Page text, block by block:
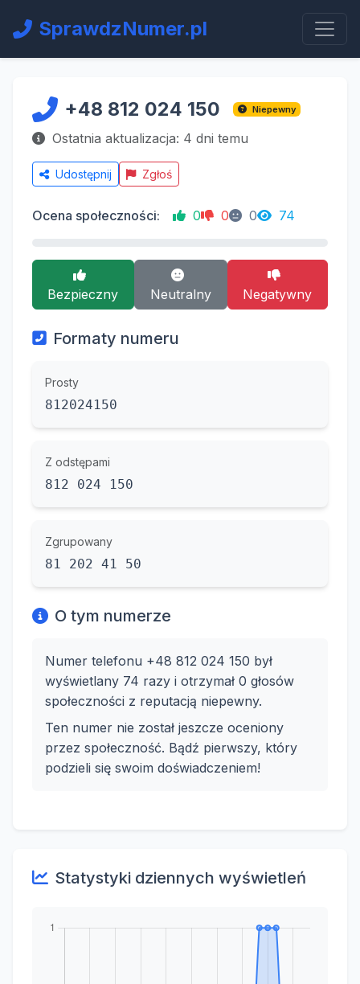
SprawdzNumer.pl
+48 812 024 150 Niepewny
Ostatnia aktualizacja: 4 dni temu
Udostępnij Zgłoś
Ocena społeczności: 0 0 0 74
Bezpieczny Neutralny Negatywny
Formaty numeru
Prosty
812024150
Z odstępami
812 024 150
Zgrupowany
81 202 41 50
O tym numerze
Numer telefonu +48 812 024 150 był
wyświetlany 74 razy i otrzymał 0 głosów
społeczności z reputacją niepewny.
Ten numer nie został jeszcze oceniony
przez społeczność. Bądź pierwszy, który
podzieli się swoim doświadczeniem!
Statystyki dziennych wyświetleń